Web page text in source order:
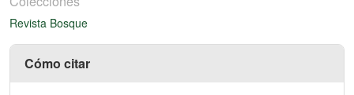
Revista Bosque
Cómo citar